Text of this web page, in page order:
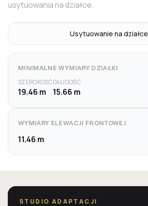
usytuowania na działce.
Usytuowanie na działce
MINIMALNE WYMIARY DZIAŁKI
SZEROKOŚĆ
19.46 m
DŁUGOŚĆ
15.66 m
WYMIARY ELEWACJI FRONTOWEJ
11.46 m
STUDIO ADAPTACJI